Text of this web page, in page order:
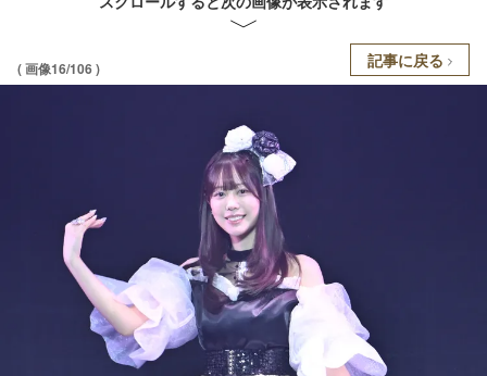
( 画像16/106 ) 記事に戻る